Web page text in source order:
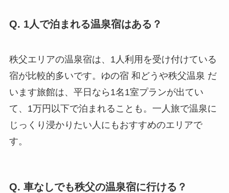
Q. 1人で泊まれる温泉宿はある？
秩父エリアの温泉宿は、1人利用を受け付けている
宿が比較的多いです。ゆの宿 和どうや秩父温泉 だ
います旅館は、平日なら1名1室プランが出てい
て、1万円以下で泊まれることも。一人旅で温泉に
じっくり浸かりたい人にもおすすめのエリアで
す。
Q. 車なしでも秩父の温泉宿に行ける？